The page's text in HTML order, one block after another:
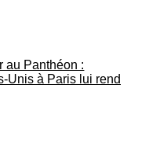
au Panthéon :
Unis à Paris lui rend